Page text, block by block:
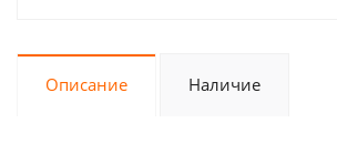
Описание Наличие